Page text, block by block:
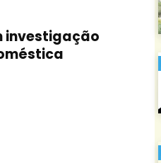
investigação